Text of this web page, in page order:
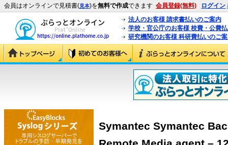
会員はオンラインで見積書(見本)を無料で作成できます 会員登録(無料) ログイン
法人のお客様 請求書払いのご案内
学校・官公庁のお客様 校費・公費
研究機関のお客様 科研費払いのご
Symantec Symantec